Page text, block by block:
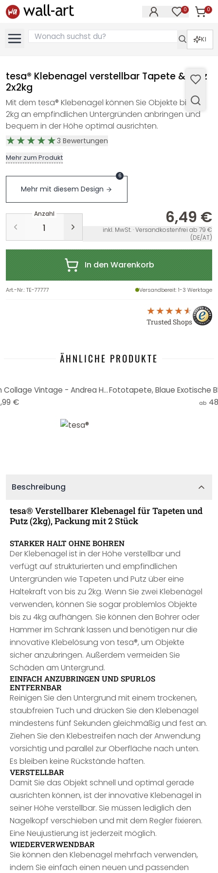
0 0
KI
tesa® Klebenagel verstellbar Tapete & Putz
2x2kg
Mit dem tesa® Klebenagel können Sie Objekte bis zu
2kg an empfindlichen Untergründen anbringen und
bequem in der Höhe optimal ausrichten.
3 Bewertungen
Mehr zum Produkt
Mehr mit diesem Design
6
Anzahl 6,49 €
inkl. MwSt. · Versandkostenfrei ab 79 €
(DE/AT)
In den Warenkorb
Art.-Nr.:TE-77777 Versandbereit: 1-3 Werktage
Trusted Shops
ÄHNLICHE PRODUKTE
Fototapete, Tiere in Blautönen Collage Vintage - Andrea Haase
€
ab
Beschreibung
tesa® Verstellbarer Klebenagel für Tapeten und
Putz (2kg), Packung mit 2 Stück
STARKER HALT OHNE BOHREN
Der Klebenagel ist in der Höhe verstellbar und
verfügt auf strukturierten und empfindlichen
Untergründen wie Tapeten und Putz über eine
Haltekraft von bis zu 2kg. Wenn Sie zwei Klebenägel
verwenden, können Sie sogar problemlos Objekte
bis zu 4kg aufhängen. Sie können den Bohrer oder
Hammer im Schrank lassen und benötigen nur die
innovative Klebelösung von tesa®, um Objekte
sicher anzubringen. Außerdem vermeiden Sie
Schäden am Untergrund.
EINFACH ANZUBRINGEN UND SPURLOS
ENTFERNBAR
Reinigen Sie den Untergrund mit einem trockenen,
staubfreien Tuch und drücken Sie den Klebenagel
mindestens fünf Sekunden gleichmäßig und fest an.
Ziehen Sie den Klebestreifen nach der Anwendung
vorsichtig und parallel zur Oberfläche nach unten.
Es bleiben keine Rückstände haften.
VERSTELLBAR
Damit Sie das Objekt schnell und optimal gerade
ausrichten können, ist der innovative Klebenagel in
seiner Höhe verstellbar. Sie müssen lediglich den
Nagelkopf verschieben und mit dem Regler fixieren.
Eine Neujustierung ist jederzeit möglich.
WIEDERVERWENDBAR
Sie können den Klebenagel mehrfach verwenden,
indem Sie einfach einen neuen und passenden